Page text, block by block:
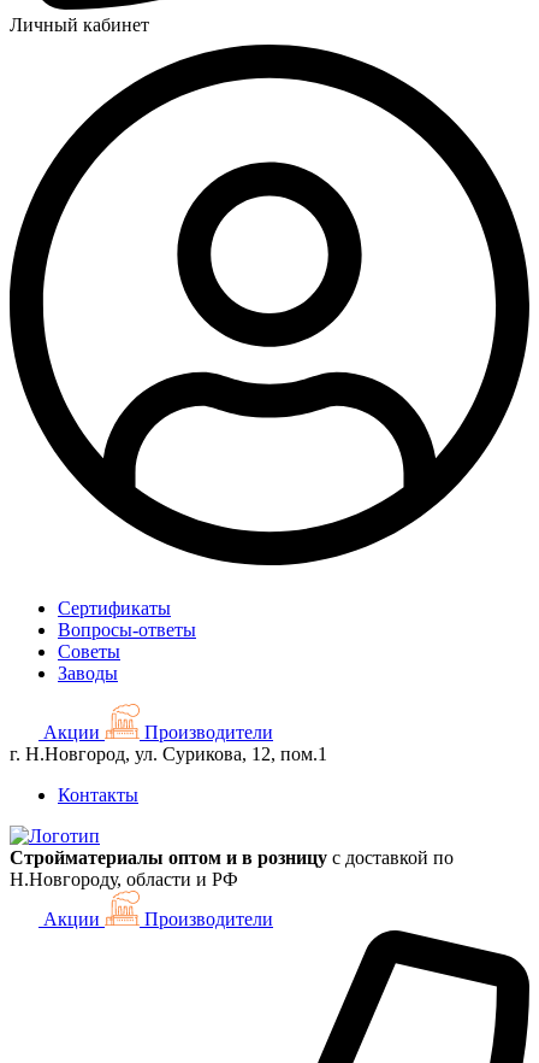
Личный кабинет
Сертификаты
Вопросы-ответы
Советы
Заводы
Акции
Производители
г. Н.Новгород, ул. Сурикова, 12, пом.1
Контакты
Стройматериалы оптом и в розницу с доставкой по
Н.Новгороду, области и РФ
Акции
Производители